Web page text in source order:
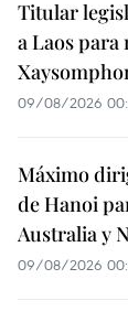
Titular
a Laos
09/08/2026
Máximo
de Hanoi
Australia y
09/08/2026